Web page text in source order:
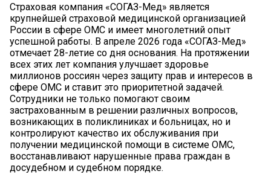
Страховая компания «СОГАЗ-Мед» является
крупнейшей страховой медицинской организацией
России в сфере ОМС и имеет многолетний опыт
успешной работы. В апреле 2026 года «СОГАЗ-Мед»
отмечает 28-летие со дня основания. На протяжении
всех этих лет компания улучшает здоровье
миллионов россиян через защиту прав и интересов в
сфере ОМС и ставит это приоритетной задачей.
Сотрудники не только помогают своим
застрахованным в решении различных вопросов,
возникающих в поликлиниках и больницах, но и
контролируют качество их обслуживания при
получении медицинской помощи в системе ОМС,
восстанавливают нарушенные права граждан в
досудебном и судебном порядке.